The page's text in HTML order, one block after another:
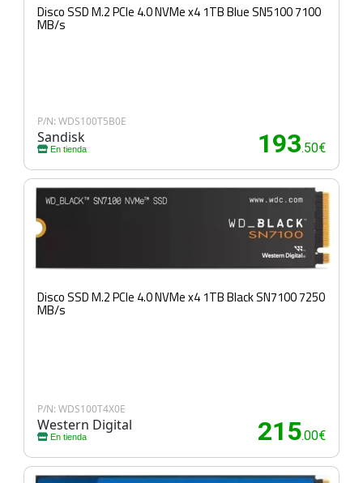
Disco SSD M.2 PCIe 4.0 NVMe x4 1TB Blue SN5100 7100
MB/s
P/N: WDS100T5B0E
Sandisk
En tienda 193.50€
Disco SSD M.2 PCIe 4.0 NVMe x4 1TB Black SN7100 7250
MB/s
P/N: WDS100T4X0E
Western Digital
En tienda 215.00€